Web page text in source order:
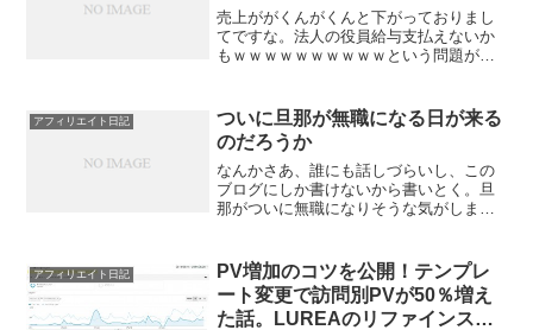
売上ががくんがくんと下がっておりまし
てですな。法人の役員給与支払えないか
もｗｗｗｗｗｗｗｗｗｗという問題が発
したので、上ブレすると見込んでい
た。）そんで、売上ほぼ全...
アフィリエイト日記
ついに旦那が無職になる日が来る
のだろうか
なんかさあ、誰にも話しづらいし、この
ブログにしか書けないから書いとく。旦
那がついに無職になりそうな気がしま
ろでした。理由は、直属の上司との折り
合いの悪さです。...
アフィリエイト日記
PV増加のコツを公開！テンプレ
ート変更で訪問別PVが50％増え
た話。LUREAのリファインスノ